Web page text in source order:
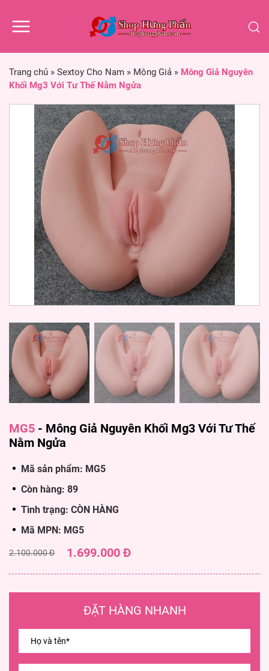
Trang chủ » Sextoy Cho Nam » Mông Giả » Mông Giả Nguyên
Khối Mg3 Với Tư Thế Nằm Ngửa
MG5 - Mông Giả Nguyên Khối Mg3 Với Tư Thế
Nằm Ngửa
Mã sản phẩm: MG5
Còn hàng: 89
Tình trạng: CÒN HÀNG
Mã MPN: MG5
2.100.000 Đ 1.699.000 Đ
ĐẶT HÀNG NHANH